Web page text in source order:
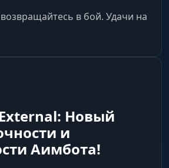
в бой. Удачи на
Новый
и
Аимбота!